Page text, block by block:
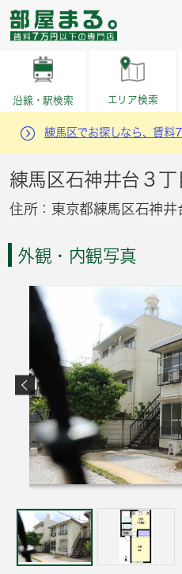
沿線・駅検索 エリア検索
練馬区でお探しなら、賃料
練馬区石神井台３丁
住所：東京都練馬区石神井
外観・内観写真